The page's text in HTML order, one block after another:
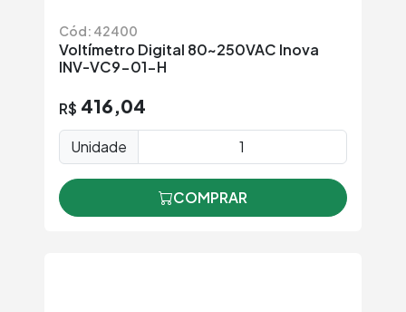
Cód: 42400
Voltímetro Digital 80~250VAC Inova
INV-VC9-01-H
R$ 416,04
Unidade
COMPRAR